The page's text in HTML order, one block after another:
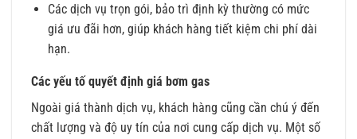
Các dịch vụ trọn gói, bảo trì định kỳ thường có mức
giá ưu đãi hơn, giúp khách hàng tiết kiệm chi phí dài
hạn.
Các yếu tố quyết định giá bơm gas
Ngoài giá thành dịch vụ, khách hàng cũng cần chú ý đến
chất lượng và độ uy tín của nơi cung cấp dịch vụ. Một số